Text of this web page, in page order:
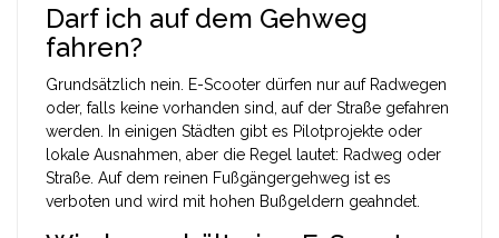
Darf ich auf dem Gehweg
fahren?
Grundsätzlich nein. E-Scooter dürfen nur auf Radwegen
oder, falls keine vorhanden sind, auf der Straße gefahren
werden. In einigen Städten gibt es Pilotprojekte oder
lokale Ausnahmen, aber die Regel lautet: Radweg oder
Straße. Auf dem reinen Fußgängergehweg ist es
verboten und wird mit hohen Bußgeldern geahndet.